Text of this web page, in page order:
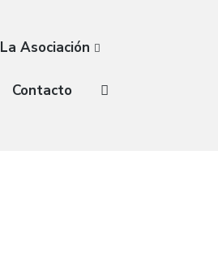
La Asociación
Contacto